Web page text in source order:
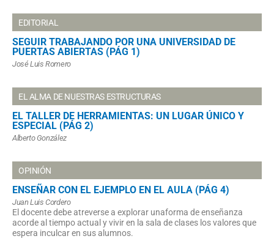
EDITORIAL
SEGUIR TRABAJANDO POR UNA UNIVERSIDAD DE
PUERTAS ABIERTAS (PÁG 1)
José Luis Romero
EL ALMA DE NUESTRAS ESTRUCTURAS
EL TALLER DE HERRAMIENTAS: UN LUGAR ÚNICO Y
ESPECIAL (PÁG 2)
Alberto González
OPINIÓN
ENSEÑAR CON EL EJEMPLO EN EL AULA (PÁG 4)
Juan Luis Cordero
El docente debe atreverse a explorar unaforma de enseñanza
acorde al tiempo actual y vivir en la sala de clases los valores que
espera inculcar en sus alumnos.